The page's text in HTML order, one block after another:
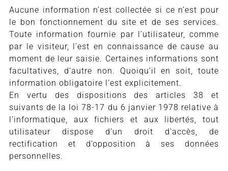
Aucune information n’est collectée si ce n’est pour
le bon fonctionnement du site et de ses services.
Toute information fournie par l’utilisateur, comme
par le visiteur, l’est en connaissance de cause au
moment de leur saisie. Certaines informations sont
facultatives, d’autre non. Quoiqu’il en soit, toute
information obligatoire l’est explicitement.
En vertu des dispositions des articles 38 et
suivants de la loi 78-17 du 6 janvier 1978 relative à
l’informatique, aux fichiers et aux libertés, tout
utilisateur dispose d’un droit d’accès, de
rectification et d’opposition à ses données
personnelles.